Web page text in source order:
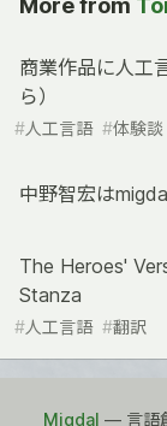
More from
商業作品に人工
ら）
#人工言語 #体験談
中野智宏は
The Heroes'
Stanza
#人工言語 #翻訳
Migdal — 言語